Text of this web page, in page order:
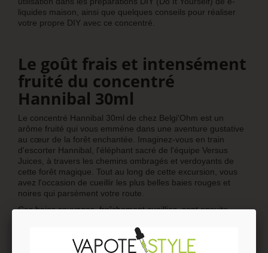
liquides maison, ainsi que quelques conseils pour réaliser
votre propre DIY avec ce concentré.
Le goût frais et intensément
fruité du concentré
Hannibal 30ml
Le concentré Hannibal 30ml de chez Belgi'Ohm est un
arôme fruité qui vous emmène dans une aventure gustative
au cœur de la forêt enchantée. Imaginez-vous en train
d'escorter Hannibal, l'éléphant sacré de l'équipe Versus
Juices, à travers les chemins ombragés et verdoyants de
cette forêt magique. Tout au long de cette excursion, vous
avez l'occasion de cueillir les plus belles baies rouges et
noires qui parsèment votre route.
Ces baies sauvages, fraîchement cueillies, sont ensuite
juteuses et rafraîchissantes. Le concentré Hannibal 30ml
vous offre ainsi un goût frais et intensément fruité qui ravira